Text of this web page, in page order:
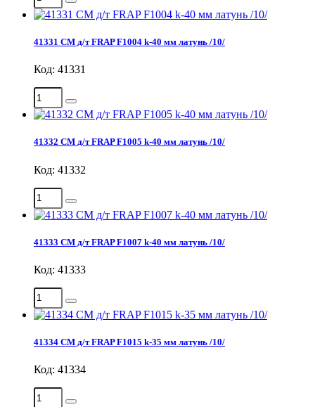
41331 СМ д/т FRAP F1004 k-40 мм латунь /10/
Код: 41331
41332 СМ д/т FRAP F1005 k-40 мм латунь /10/
Код: 41332
41333 СМ д/т FRAP F1007 k-40 мм латунь /10/
Код: 41333
41334 СМ д/т FRAP F1015 k-35 мм латунь /10/
Код: 41334